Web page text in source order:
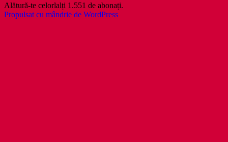
Alătură-te celorlalți 1.551 de abonați.
Propulsat cu mândrie de WordPress